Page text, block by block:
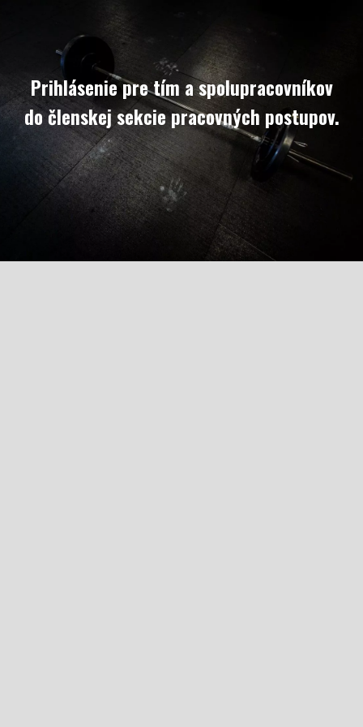
Prihlásenie pre tím a spolupracovníkov
do členskej sekcie pracovných postupov.